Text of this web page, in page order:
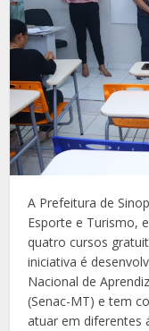
A Prefeitura de
Esporte e Turismo,
quatro cursos
iniciativa é
Nacional de
(Senac-MT) e tem
atuar em diferentes